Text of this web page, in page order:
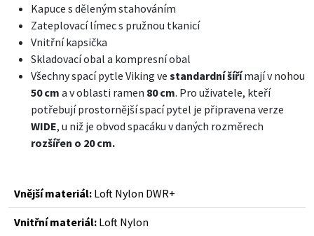
Kapuce s děleným stahováním
Zateplovací límec s pružnou tkanicí
Vnitřní kapsička
Skladovací obal a kompresní obal
Všechny spací pytle Viking ve standardní šířímají v nohou
50 cm a v oblasti ramen 80 cm. Pro uživatele, kteří
potřebují prostornější spací pytel je připravena verze
WIDE, u niž je obvod spacáku v daných rozměrech
rozšířen o 20 cm.
Vnější materiál: Loft Nylon DWR+
Vnitřní materiál: Loft Nylon